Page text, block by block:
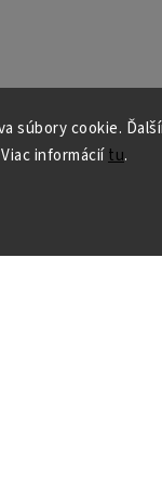
súbory cookie.
informáciítu.